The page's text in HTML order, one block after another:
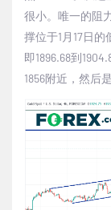
很小。唯一的阻
撑位于1 月 17日的
即1896.68到
1856附近，然后